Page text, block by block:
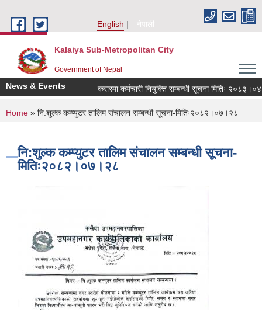
English
नेपाली
Kalaiya Sub-Metropolitan City
Government of Nepal
News & Events करारमा कर्मचारी नियुक्ति सम्बन्धी सूचना मितिः
You are here
Home » नि:शुल्क कम्प्युटर तालिम संचालन सम्बन्धी सूचना-मितिः२०८२।०७।२८
नि:शुल्क कम्प्युटर तालिम संचालन सम्बन्धी सूचना-
मितिः२०८२।०७।२८